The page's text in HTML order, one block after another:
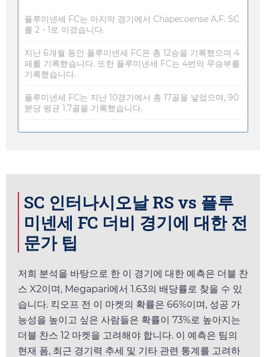
플루미넨세 FC는 마지막 경기에서 Chapecoense A.F. SC
를 2 - 1로 이겼습니다.
지난 6개월 동안 플루미넨세 FC은 총 12승을 기록했으며 4
패를 기록했습니다. 또한 플루미넨세 FC는 4번의 무승부를
기록했습니다.
플루미넨세 FC는 지난 10경기에서 총 17골을 넣었으며, 90
분당 평균 1.7골을 기록했습니다.
SC 인터나시오날 RS vs 플루
미넨세 FC 더비 경기에 대한 전
문가 팁
저희 분석을 바탕으로 한 이 경기에 대한 예측은 더블 찬
스 X2이며, Megapari에서 1.63의 배당률로 찾을 수 있
습니다. 킥오프 전 이 마켓의 확률은 66%이며, 성공 가
능성을 높이고 싶은 사람들은 확률이 73%로 높아지는
더블 찬스 12 마켓을 고려해야 합니다. 이 예측은 팀의
현재 폼, 최근 경기력 추세 및 기타 관련 통계를 고려하